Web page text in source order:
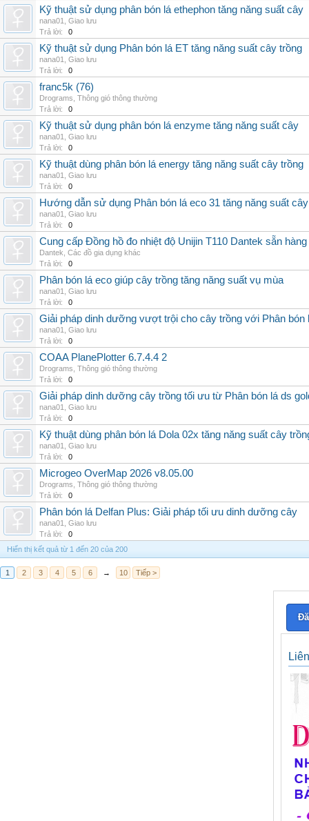
Kỹ thuật sử dụng phân bón lá ethephon tăng năng suất cây
nana01
Giao lưu
Trả lời:
0
Kỹ thuật sử dụng Phân bón lá ET tăng năng suất cây trồng
nana01
Giao lưu
Trả lời:
0
franc5k (76)
Drograms Thông gió thông thường
Trả lời:
0
Kỹ thuật sử dụng phân bón lá enzyme tăng năng suất cây
nana01
Giao lưu
Trả lời:
0
Kỹ thuật dùng phân bón lá energy tăng năng suất cây trồng
nana01
Giao lưu
Trả lời:
0
Hướng dẫn sử dụng Phân bón lá eco 31 tăng năng suất cây
nana01
Giao lưu
Trả lời:
0
Cung cấp Đồng hồ đo nhiệt độ Unijin T110 Dantek sẵn
Dantek Các đồ gia dụng khác
Trả lời:
0
Phân bón lá eco giúp cây trồng tăng năng suất vụ mùa
nana01
Giao lưu
Trả lời:
0
Giải pháp dinh dưỡng vượt trội cho cây trồng với Phân bón
nana01
Giao lưu
Trả lời:
0
COAA PlanePlotter 6.7.4.4 2
Drograms Thông gió thông thường
Trả lời:
0
Giải pháp dinh dưỡng cây trồng tối ưu từ Phân bón lá ds
nana01
Giao lưu
Trả lời:
0
Kỹ thuật dùng phân bón lá Dola 02x tăng năng suất cây
nana01
Giao lưu
Trả lời:
0
Microgeo OverMap 2026 v8.05.00
Drograms Thông gió thông thường
Trả lời:
0
Phân bón lá Delfan Plus: Giải pháp tối ưu dinh dưỡng cây
nana01
Giao lưu
Trả lời:
0
Hiển thị kết quả từ 1 đến 20 của 200
1 2 3 4 5 6 → 10 Tiếp >